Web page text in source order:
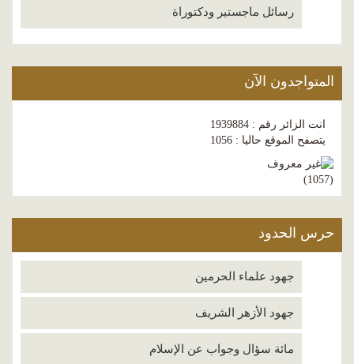
رسائل ماجستير ودكتوراة
المتواجدون الآن
انت الزائر رقم : 1939884
يتصفح الموقع حاليا : 1056
(
1057
)
حرس الحدود
جهود علماء الحرمين
جهود الأزهر الشريف
مائة سؤال وجواب عن الإسلام